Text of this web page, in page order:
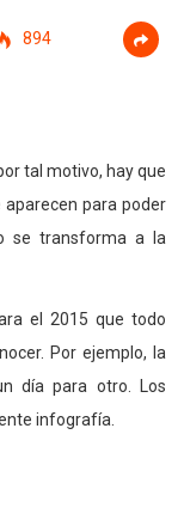
894
tal motivo, hay que
para poder
se transforma a la
el 2015 que todo
Por ejemplo, la
día para otro. Los
infografía.